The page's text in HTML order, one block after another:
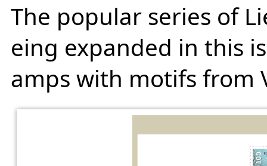
The popular series of
eing expanded in this
amps with motifs from